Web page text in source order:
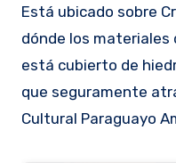
Está ubicado sobre
dónde los materiales
está cubierto de
que seguramente
Cultural Paraguayo